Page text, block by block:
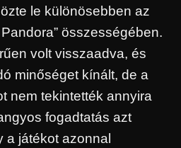
le különösebben az
összességében.
volt visszaadva, és
minőséget kínált, de a
nem tekintették annyira
fogadtatás azt
a játékot azonnal